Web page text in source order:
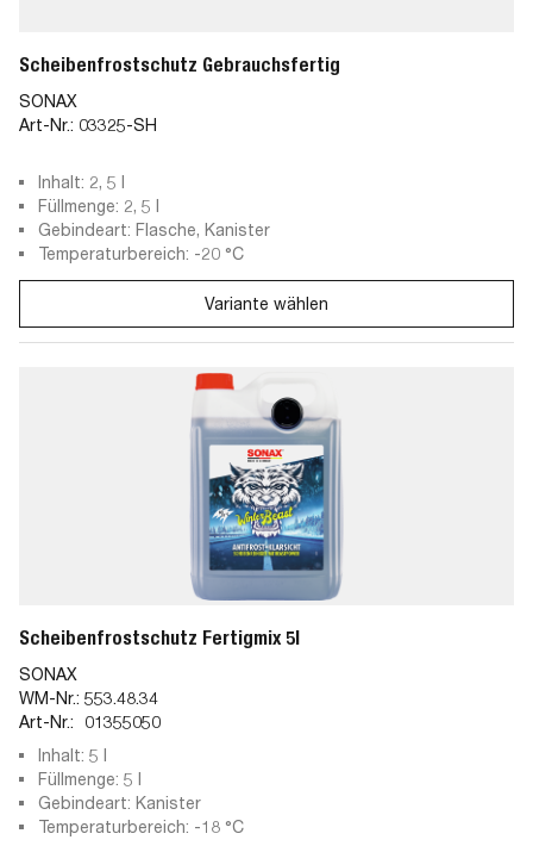
Scheibenfrostschutz Gebrauchsfertig
SONAX
Art-Nr.: 03325-SH
Inhalt: 2, 5 l
Füllmenge: 2, 5 l
Gebindeart: Flasche, Kanister
Temperaturbereich: -20 °C
Variante wählen
Scheibenfrostschutz Fertigmix 5l
SONAX
WM-Nr.: 553.48.34
Art-Nr.:
01355050
Inhalt: 5 l
Füllmenge: 5 l
Gebindeart: Kanister
Temperaturbereich: -18 °C